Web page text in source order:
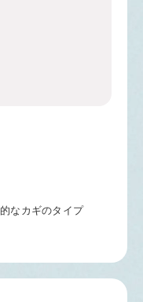
なカギのタイプ